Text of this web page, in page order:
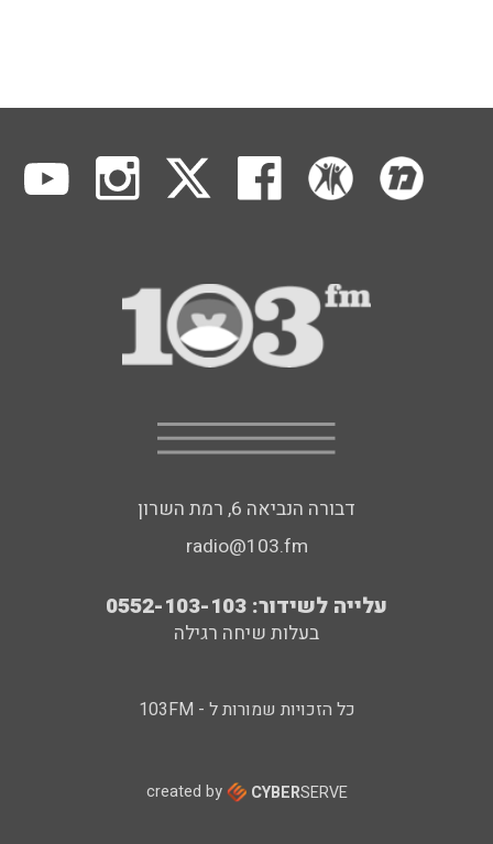
דבורה הנביאה 6, רמת השרון
radio@103.fm
עלייה לשידור: 0552-103-103
בעלות שיחה רגילה
כל הזכויות שמורות ל - 103FM
created by CYBERSERVE